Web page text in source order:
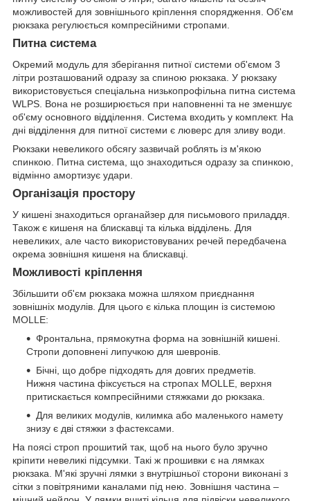
можливостей для зовнішнього кріплення спорядження. Об'єм
рюкзака регулюється компресійними стропами.
Питна система
Окремий модуль для зберігання питної системи об'ємом 3
літри розташований одразу за спиною рюкзака. У рюкзаку
використовується спеціальна низькопрофільна питна система
WLPS. Вона не розширюється при наповненні та не зменшує
об'єму основного відділення. Система входить у комплект. На
дні відділення для питної системи є люверс для зливу води.
Рюкзаки невеликого обсягу зазвичай роблять із м'якою
спинкою. Питна система, що знаходиться одразу за спинкою,
відмінно амортизує удари.
Організація простору
У кишені знаходиться органайзер для письмового приладдя.
Також є кишеня на блискавці та кілька відділень. Для
невеликих, але часто використовуваних речей передбачена
окрема зовнішня кишеня на блискавці.
Можливості кріплення
Збільшити об'єм рюкзака можна шляхом приєднання
зовнішніх модулів. Для цього є кілька площин із системою
MOLLE:
Фронтальна, прямокутна форма на зовнішній кишені.
Стропи доповнені липучкою для шевронів.
Бічні, що добре підходять для довгих предметів.
Нижня частина фіксується на стропах MOLLE, верхня
притискається компресійними стяжками до рюкзака.
Для великих модулів, килимка або маленького намету
знизу є дві стяжки з фастексами.
На поясі строп прошитий так, щоб на нього було зручно
кріпити невеликі підсумки. Такі ж прошивки є на лямках
рюкзака. М'які зручні лямки з внутрішньої сторони виконані з
сітки з повітряними каналами під нею. Зовнішня частина –